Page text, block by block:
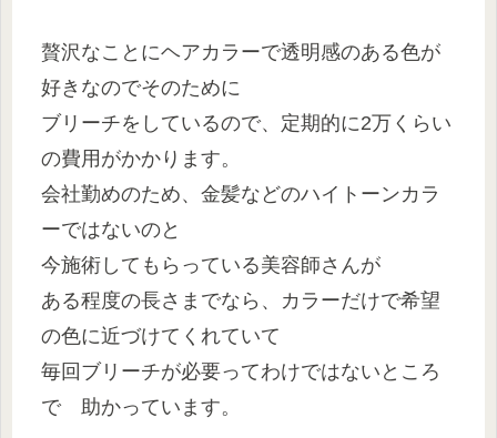
贅沢なことにヘアカラーで透明感のある色が
好きなのでそのために
ブリーチをしているので、定期的に2万くらい
の費用がかかります。
会社勤めのため、金髪などのハイトーンカラ
ーではないのと
今施術してもらっている美容師さんが
ある程度の長さまでなら、カラーだけで希望
の色に近づけてくれていて
毎回ブリーチが必要ってわけではないところ
で 助かっています。